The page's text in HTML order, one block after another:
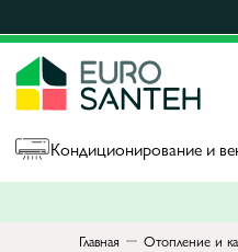
Кондиционирование и
Главная Отопление и